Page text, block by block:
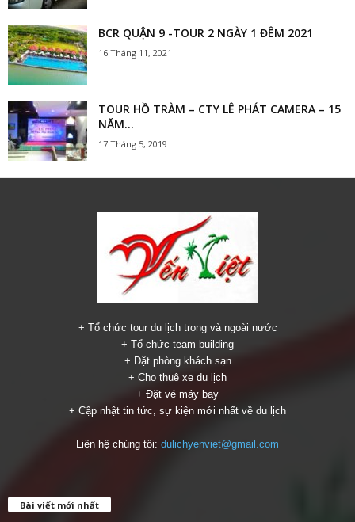
BCR QUẬN 9 -TOUR 2 NGÀY 1 ĐÊM 2021
16 Tháng 11, 2021
TOUR HỒ TRÀM – CTY LÊ PHÁT CAMERA – 15
NĂM...
17 Tháng 5, 2019
+ Tổ chức tour du lịch trong và ngoài nước
+ Tổ chức team building
+ Đặt phòng khách sạn
+ Cho thuê xe du lịch
+ Đặt vé máy bay
+ Cập nhật tin tức, sự kiện mới nhất về du lịch
Liên hệ chúng tôi: dulichyenviet@gmail.com
Bài viết mới nhất